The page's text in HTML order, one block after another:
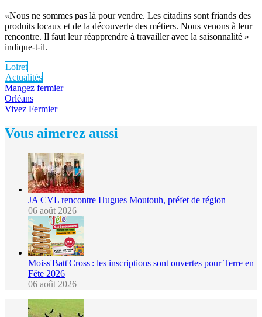
«Nous ne sommes pas là pour vendre. Les citadins sont friands des
produits locaux et de la découverte des métiers. Nous venons à leur
rencontre. Il faut leur réapprendre à travailler avec la saisonnalité »
indique-t-il.
Loiret
Actualités
Mangez fermier
Orléans
Vivez Fermier
Vous aimerez aussi
JA CVL rencontre Hugues Moutouh, préfet de région
06 août 2026
Moiss'Batt'Cross : les inscriptions sont ouvertes pour Terre en
Fête 2026
06 août 2026